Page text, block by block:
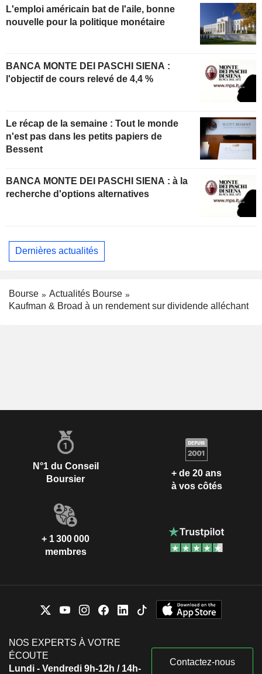
L'emploi américain bat de l'aile, bonne
nouvelle pour la politique monétaire
BANCA MONTE DEI PASCHI SIENA :
l'objectif de cours relevé de 4,4 %
Le récap de la semaine : Tout le monde
n'est pas dans les petits papiers de
Bessent
BANCA MONTE DEI PASCHI SIENA : à la
recherche d'options alternatives
Dernières actualités
Bourse
Actualités Bourse
Kaufman & Broad à un rendement sur dividende alléchant
N°1 du Conseil
Boursier
+ de 20 ans
à vos côtés
+ 1 300 000
membres
NOS EXPERTS À VOTRE
ÉCOUTE
Lundi - Vendredi 9h-12h / 14h-
Contactez-nous